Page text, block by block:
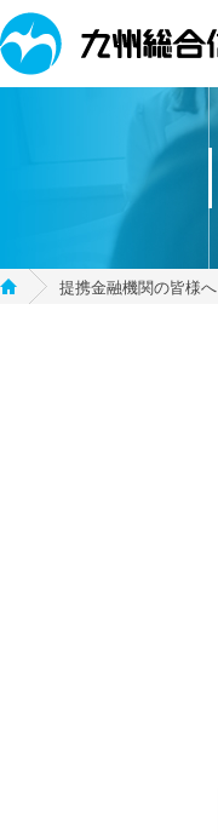
提携金融機関の皆様へ